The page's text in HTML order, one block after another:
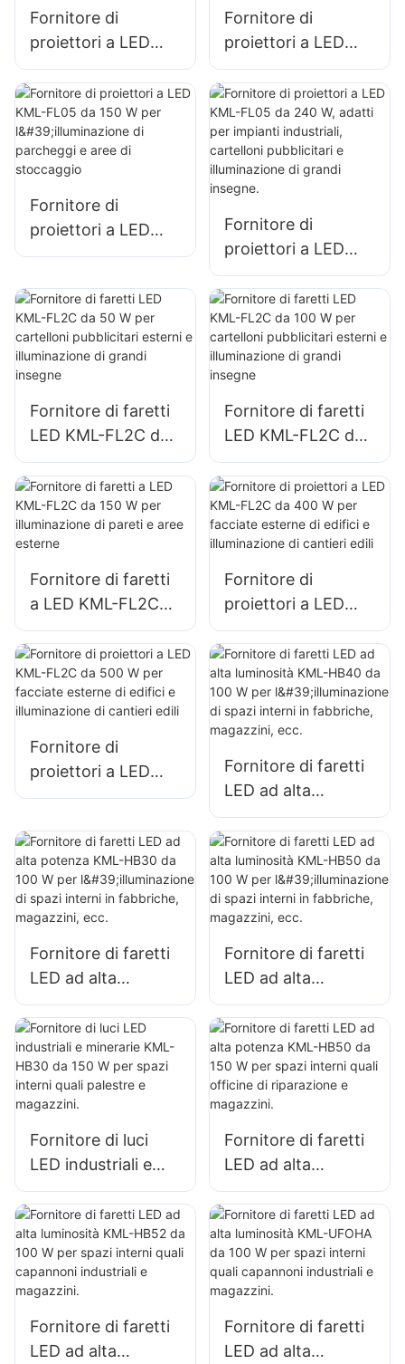
Fornitore di
proiettori a LED
KML-FL05 da 50 W
per facciate
esterne di edifici e
illuminazione di
spazi aperti
Fornitore di
proiettori a LED
KML-FL05 da 100
W per facciate di
edifici e
illuminazione di
cantieri edili
Fornitore di
proiettori a LED
KML-FL05 da 150
l'illuminazione di
parcheggi e aree di
stoccaggio
Fornitore di
proiettori a LED
KML-FL05 da 240
W, adatti per
impianti industriali,
cartelloni
pubblicitari e
grandi insegne.
Fornitore di faretti
LED KML-FL2C da
50 W per cartelloni
pubblicitari esterni
e illuminazione di
grandi insegne
Fornitore di faretti
LED KML-FL2C da
100 W per
cartelloni
pubblicitari esterni
e illuminazione di
Fornitore di faretti
a LED KML-FL2C
da 150 W per
illuminazione di
pareti e aree
esterne
Fornitore di
proiettori a LED
KML-FL2C da 400
W per facciate
esterne di edifici e
illuminazione di
cantieri edili
Fornitore di
proiettori a LED
KML-FL2C da 500
esterne di edifici e
illuminazione di
cantieri edili
Fornitore di faretti
LED ad alta
luminosità KML-
HB40 da 100 W per
l'illuminazione di
spazi interni in
fabbriche,
Fornitore di faretti
LED ad alta
potenza KML-HB30
da 100 W per
l'illuminazione di
spazi interni in
fabbriche,
Fornitore di faretti
LED ad alta
luminosità KML-
HB50 da 100 W per
l'illuminazione di
spazi interni in
fabbriche,
Fornitore di luci
LED industriali e
minerarie KML-
HB30 da 150 W per
spazi interni quali
palestre e
magazzini.
Fornitore di faretti
LED ad alta
potenza KML-HB50
da 150 W per spazi
interni quali officine
di riparazione e
magazzini.
Fornitore di faretti
LED ad alta
Fornitore di faretti
LED ad alta